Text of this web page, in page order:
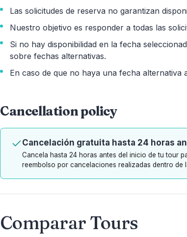
Las solicitudes de reserva no garantizan
Nuestro objetivo es responder a todas las
Si no hay disponibilidad en la fecha
sobre fechas alternativas.
En caso de que no haya una fecha
Cancellation policy
Cancelación gratuita hasta 24 horas
Cancela hasta 24 horas antes del inicio de tu tour
reembolso por cancelaciones realizadas dentro
Comparar Tours